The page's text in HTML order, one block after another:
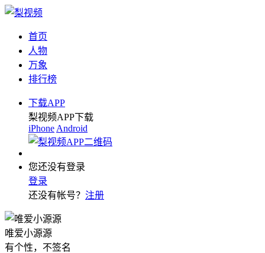
首页
人物
万象
排行榜
下载APP
梨视频APP下载
iPhone Android
您还没有登录
登录
还没有帐号？ 注册
唯爱小源源
有个性，不签名